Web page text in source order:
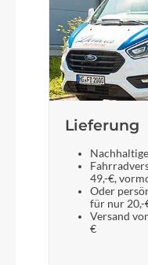
Lieferung
49,-€,
Oder
für nur 20,-
Versand
€